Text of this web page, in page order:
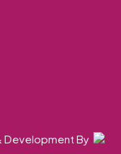
Development By